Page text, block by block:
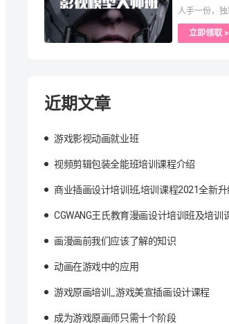
人手一份，
立即领取 >
近期文章
游戏影视动画就业班
视频剪辑包装全能班培训课程介绍
商业插画设计培训班,培训课程2021全新升
CGWANG王氏教育漫画设计培训班及培训
画漫画前我们应该了解的知识
动画在游戏中的应用
游戏原画培训_游戏美宣插画设计课程
成为游戏原画师只需十个阶段